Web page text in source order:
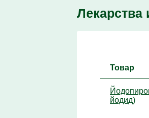
Лекарства
Товар
йодид)